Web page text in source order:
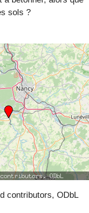
sols ?
contributors, ODbL